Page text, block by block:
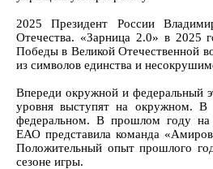
2025 Президент России
Отечества. «Зарница 2.0» в 2025
Победы в Великой Отечественной
из символов единства и
Впереди окружной и федеральный
уровня выступят на окружном.
федеральном. В прошлом году на
ЕАО представила команда
Положительный опыт прошлого
сезоне игры.